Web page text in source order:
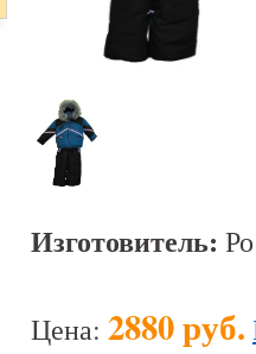
Изготовитель:
Цена: 2880 руб.